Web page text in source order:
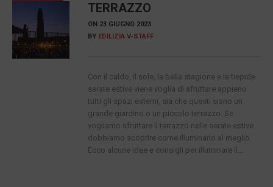
TERRAZZO
ON 23 GIUGNO 2023
BY EDILIZIA V-STAFF
Con il caldo, il sole, la bella stagione e le tiepide
serate estive viene voglia di sfruttare appieno
tutti gli spazi esterni, sia che questi siano un
grande giardino o un piccolo terrazzo. Se
vogliamo sfruttare il terrazzo nelle serate estive
dobbiamo scoprire come illuminarlo al meglio.
Ecco alcune idee e consigli per illuminare il...